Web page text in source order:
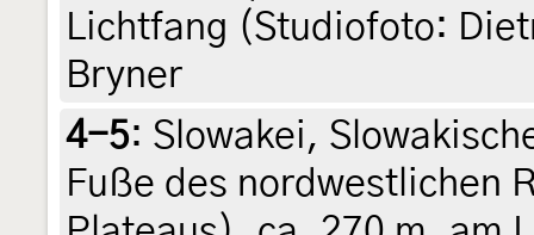
Lichtfang (Studiofoto:
Bryner
4-5: Slowakei,
Fuße des nordwestlichen